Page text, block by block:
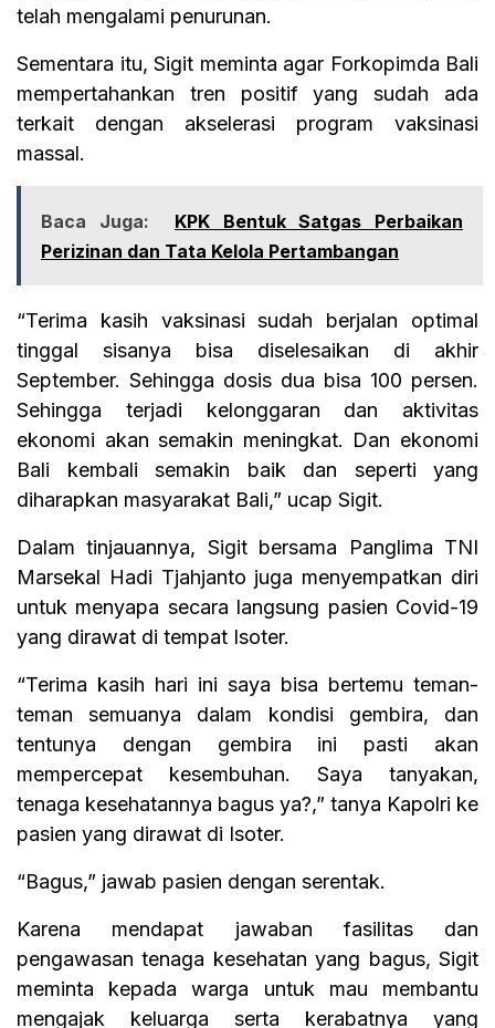
telah mengalami penurunan.
Sementara itu, Sigit meminta agar Forkopimda Bali
mempertahankan tren positif yang sudah ada
terkait dengan akselerasi program vaksinasi
massal.
Baca Juga:
KPK Bentuk Satgas Perbaikan
Perizinan dan Tata Kelola Pertambangan
“Terima kasih vaksinasi sudah berjalan optimal
tinggal sisanya bisa diselesaikan di akhir
September. Sehingga dosis dua bisa 100 persen.
Sehingga terjadi kelonggaran dan aktivitas
ekonomi akan semakin meningkat. Dan ekonomi
Bali kembali semakin baik dan seperti yang
diharapkan masyarakat Bali,” ucap Sigit.
Dalam tinjauannya, Sigit bersama Panglima TNI
Marsekal Hadi Tjahjanto juga menyempatkan diri
untuk menyapa secara langsung pasien Covid-19
yang dirawat di tempat Isoter.
“Terima kasih hari ini saya bisa bertemu teman-
teman semuanya dalam kondisi gembira, dan
tentunya dengan gembira ini pasti akan
mempercepat kesembuhan. Saya tanyakan,
tenaga kesehatannya bagus ya?,” tanya Kapolri ke
pasien yang dirawat di Isoter.
“Bagus,” jawab pasien dengan serentak.
Karena mendapat jawaban fasilitas dan
pengawasan tenaga kesehatan yang bagus, Sigit
meminta kepada warga untuk mau membantu
mengajak keluarga serta kerabatnya yang